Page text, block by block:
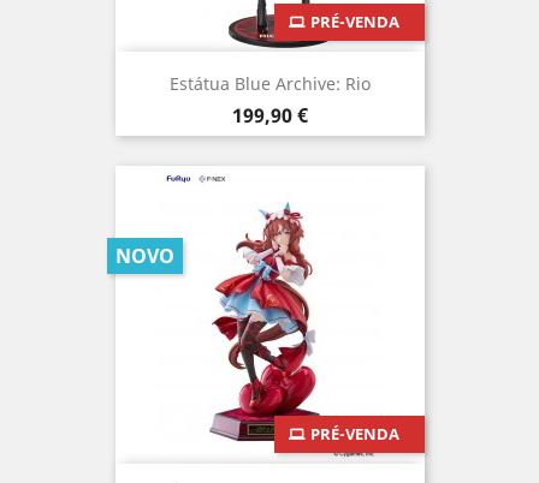
Estátua Blue Archive: Rio
Preço
199,90 €
PRÉ-VENDA
PRÉ-VENDA
NOVO